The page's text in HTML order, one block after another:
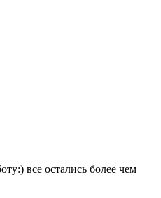
все остались более чем